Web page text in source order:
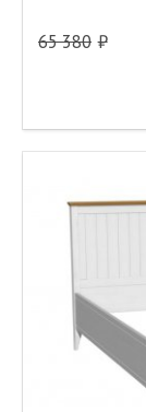
65 380